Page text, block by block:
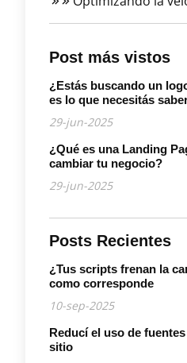
Post más vistos
¿Estás buscando un
es lo que necesitás
29-jun-2025
¿Qué es una Landing
cambiar tu negocio?
29-jun-2025
Posts Recientes
¿Tus scripts frenan la
como corresponde
10-sep-2025
Reducí el uso de
sitio